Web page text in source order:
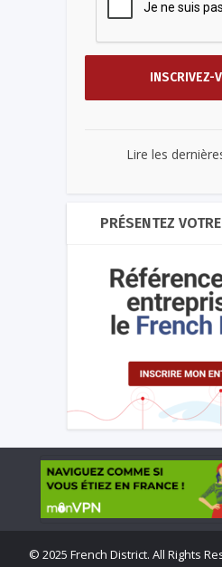
Lire les
PRÉSENTEZ
© 2025 French District. All Rights